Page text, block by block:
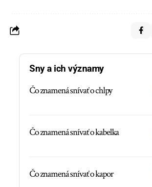
Sny a ich významy
Čo znamená snívať o chlpy
Čo znamená snívať o kabelka
Čo znamená snívať o kapor